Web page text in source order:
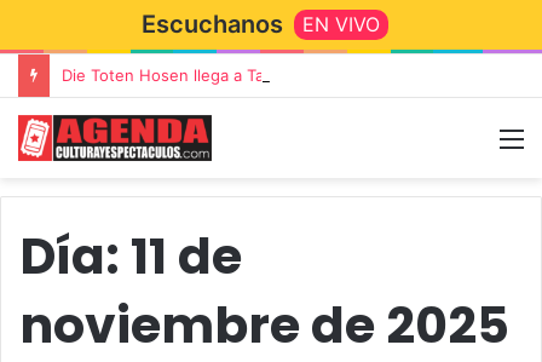
Escuchanos EN VIVO
Día: 11 de
noviembre de 2025